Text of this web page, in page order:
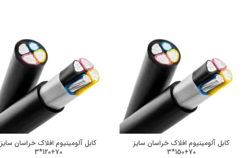
کابل آلومینیوم افلاک خراسان سایز
70+150*3
کابل آلومینیوم افلاک خراسان سایز
70+120*3